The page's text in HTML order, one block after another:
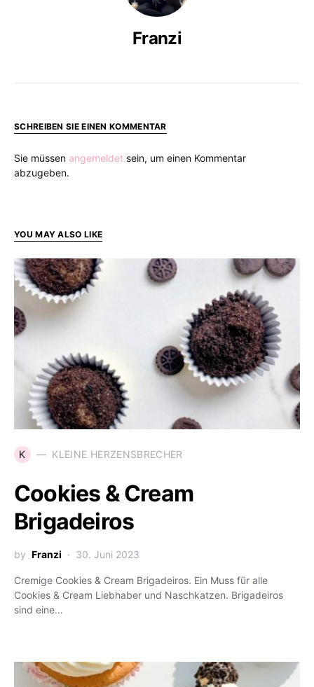
Franzi
SCHREIBEN SIE EINEN KOMMENTAR
Sie müssen angemeldet sein, um einen Kommentar
abzugeben.
YOU MAY ALSO LIKE
K KLEINE HERZENSBRECHER
Cookies & Cream
Brigadeiros
by Franzi 30. Juni 2023
Cremige Cookies & Cream Brigadeiros. Ein Muss für alle
Cookies & Cream Liebhaber und Naschkatzen. Brigadeiros
sind eine…